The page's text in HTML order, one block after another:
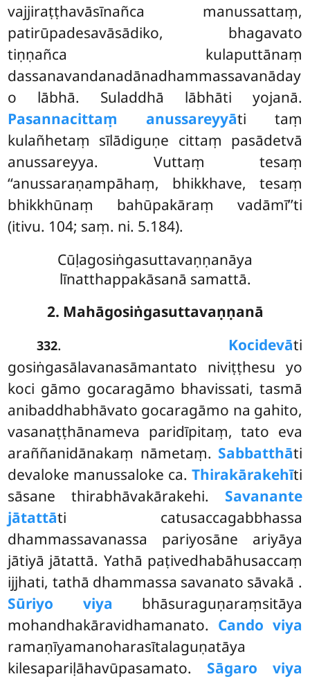
vajjiraṭṭhavāsīnañca manussattaṃ,
patirūpadesavāsādiko, bhagavato
tiṇṇañca kulaputtānaṃ
dassanavandanadānadhammassavanāday
o lābhā. Suladdhā lābhāti yojanā.
Pasannacittaṃ anussareyyāti taṃ
kulañhetaṃ sīlādiguṇe cittaṃ pasādetvā
anussareyya. Vuttaṃ tesaṃ
‘‘anussaraṇampāhaṃ, bhikkhave, tesaṃ
bhikkhūnaṃ bahūpakāraṃ vadāmī’’ti
(itivu. 104; saṃ. ni. 5.184).
Cūḷagosiṅgasuttavaṇṇanāya
līnatthappakāsanā samattā.
2. Mahāgosiṅgasuttavaṇṇanā
332. Kocidevāti
gosiṅgasālavanasāmantato niviṭṭhesu yo
koci gāmo gocaragāmo bhavissati, tasmā
anibaddhabhāvato gocaragāmo na gahito,
vasanaṭṭhānameva paridīpitaṃ, tato eva
araññanidānakaṃ nāmetaṃ. Sabbatthāti
devaloke manussaloke ca. Thirakārakehīti
sāsane thirabhāvakārakehi. Savanante
jātattāti catusaccagabbhassa
dhammassavanassa pariyosāne ariyāya
jātiyā jātattā. Yathā paṭivedhabāhusaccaṃ
ijjhati, tathā dhammassa savanato sāvakā .
Sūriyo viya bhāsuraguṇaraṃsitāya
mohandhakāravidhamanato. Cando viya
ramaṇīyamanoharasītalaguṇatāya
kilesapariḷāhavūpasamato. Sāgaro viya